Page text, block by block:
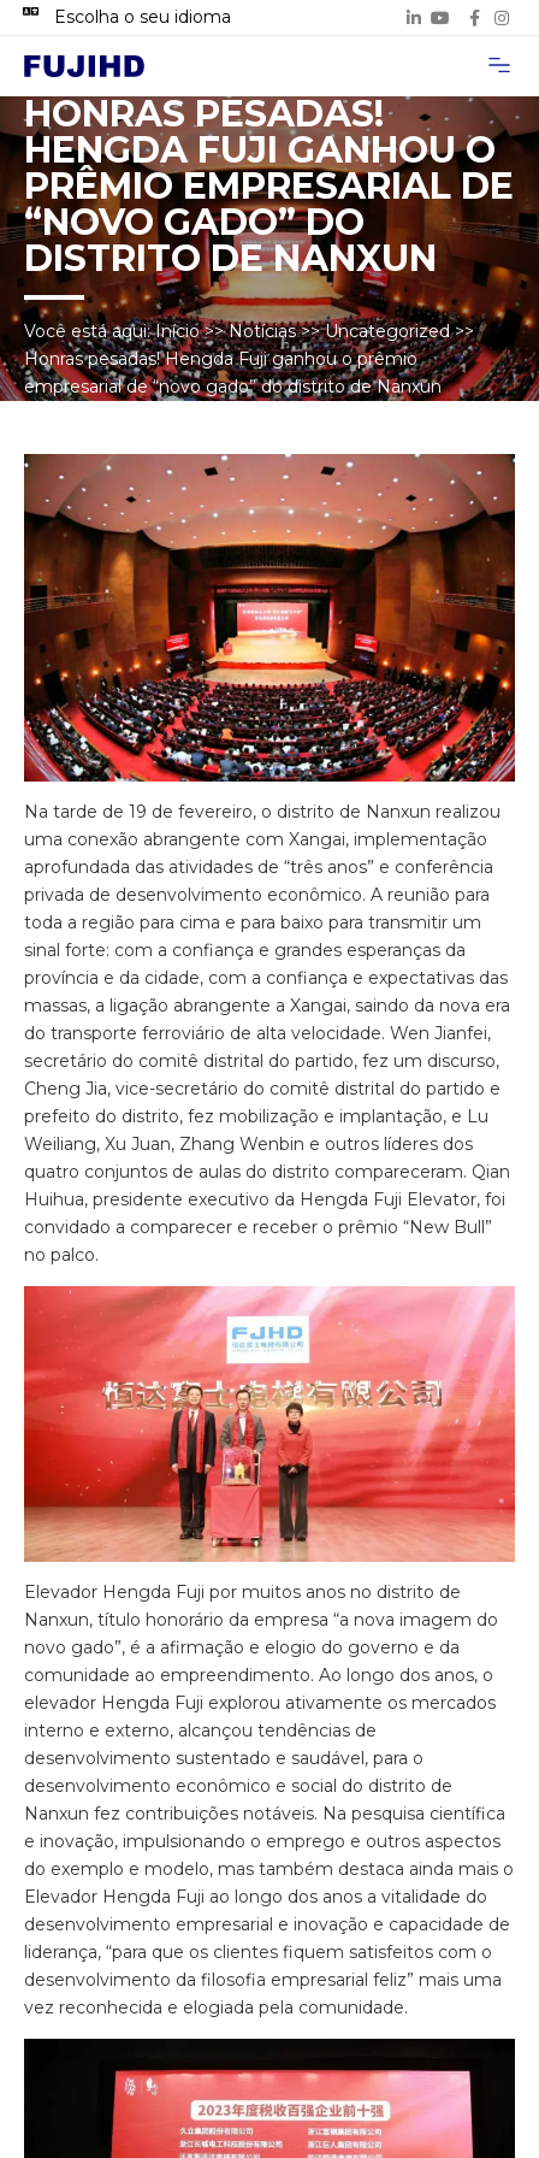
Escolha o seu idioma
HONRAS PESADAS!
HENGDA FUJI GANHOU O
PRÊMIO EMPRESARIAL DE
“NOVO GADO” DO
DISTRITO DE NANXUN
Você está aqui:Início>>Notícias>>Uncategorized>>
Honras pesadas! Hengda Fuji ganhou o prêmio
empresarial de “novo gado” do distrito de Nanxun
Na tarde de 19 de fevereiro, o distrito de Nanxun realizou
uma conexão abrangente com Xangai, implementação
aprofundada das atividades de “três anos” e conferência
privada de desenvolvimento econômico. A reunião para
toda a região para cima e para baixo para transmitir um
sinal forte: com a confiança e grandes esperanças da
província e da cidade, com a confiança e expectativas das
massas, a ligação abrangente a Xangai, saindo da nova era
do transporte ferroviário de alta velocidade. Wen Jianfei,
secretário do comitê distrital do partido, fez um discurso,
Cheng Jia, vice-secretário do comitê distrital do partido e
prefeito do distrito, fez mobilização e implantação, e Lu
Weiliang, Xu Juan, Zhang Wenbin e outros líderes dos
quatro conjuntos de aulas do distrito compareceram. Qian
Huihua, presidente executivo da Hengda Fuji Elevator, foi
convidado a comparecer e receber o prêmio “New Bull”
no palco.
Elevador Hengda Fuji por muitos anos no distrito de
Nanxun, título honorário da empresa “a nova imagem do
novo gado”, é a afirmação e elogio do governo e da
comunidade ao empreendimento. Ao longo dos anos, o
elevador Hengda Fuji explorou ativamente os mercados
interno e externo, alcançou tendências de
desenvolvimento sustentado e saudável, para o
desenvolvimento econômico e social do distrito de
Nanxun fez contribuições notáveis. Na pesquisa científica
e inovação, impulsionando o emprego e outros aspectos
do exemplo e modelo, mas também destaca ainda mais o
Elevador Hengda Fuji ao longo dos anos a vitalidade do
desenvolvimento empresarial e inovação e capacidade de
liderança, “para que os clientes fiquem satisfeitos com o
desenvolvimento da filosofia empresarial feliz” mais uma
vez reconhecida e elogiada pela comunidade.